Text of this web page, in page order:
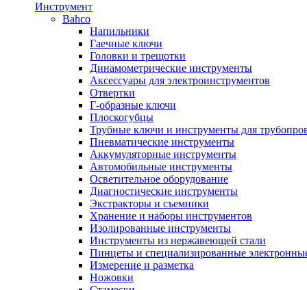
Инструмент
Bahco
Напильники
Гаечные ключи
Головки и трещотки
Динамометрические инструменты
Аксессуары для электроинструментов
Отвертки
Г-образные ключи
Плоскогубцы
Трубные ключи и инструменты для
Пневматические инструменты
Аккумуляторные инструменты
Автомобильные инструменты
Осветительное оборудование
Диагностические инструменты
Экстракторы и съемники
Хранение и наборы инструментов
Изолированные инструменты
Инструменты из нержавеющей стали
Пинцеты и специализированные
Измерение и разметка
Ножовки